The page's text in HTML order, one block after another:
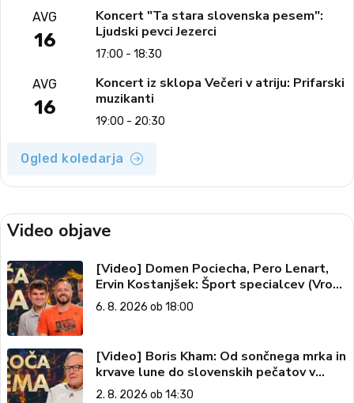
AVG
16
Koncert "Ta stara slovenska pesem":
Ljudski pevci Jezerci
17:00 - 18:30
AVG
16
Koncert iz sklopa Večeri v atriju: Prifarski
muzikanti
19:00 - 20:30
Ogled koledarja
Video objave
[Video] Domen Pociecha, Pero Lenart,
Ervin Kostanjšek: Šport specialcev (Vroča
tema, 6. 8. 2026)
6. 8. 2026 ob 18:00
[Video] Boris Kham: Od sončnega mrka in
krvave lune do slovenskih pečatov v
vesolju (Vroča tema, 2. 8. 2026)
2. 8. 2026 ob 14:30